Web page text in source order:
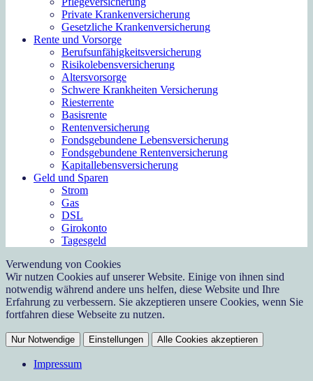
Private Krankenversicherung
Gesetzliche Krankenversicherung
Rente und Vorsorge
Berufs­unfähigkeitsversicherung
Risikolebensversicherung
Altersvorsorge
Schwere Krankheiten Versicherung
Riesterrente
Basisrente
Rentenversicherung
Fondsgebundene Lebensversicherung
Fondsgebundene Rentenversicherung
Kapitallebensversicherung
Geld und Sparen
Strom
Gas
DSL
Girokonto
Tagesgeld
Verwendung von Cookies
Wir nutzen Cookies auf unserer Website. Einige von ihnen sind
notwendig während andere uns helfen, diese Website und Ihre
Erfahrung zu verbessern. Sie akzeptieren unsere Cookies, wenn Sie
fortfahren diese Webseite zu nutzen.
Nur Notwendige Einstellungen Alle Cookies akzeptieren
Impressum